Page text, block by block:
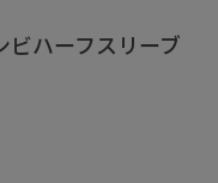
ビハーフスリーブ